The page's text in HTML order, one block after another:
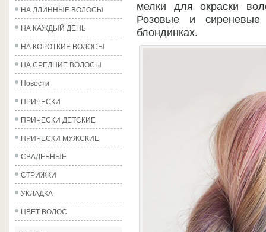
НА ДЛИННЫЕ ВОЛОСЫ
НА КАЖДЫЙ ДЕНЬ
НА КОРОТКИЕ ВОЛОСЫ
НА СРЕДНИЕ ВОЛОСЫ
Новости
ПРИЧЕСКИ
ПРИЧЕСКИ ДЕТСКИЕ
ПРИЧЕСКИ МУЖСКИЕ
СВАДЕБНЫЕ
СТРИЖКИ
УКЛАДКА
ЦВЕТ ВОЛОС
мелки для окраски
Розовые и сиреневые
блондинках.